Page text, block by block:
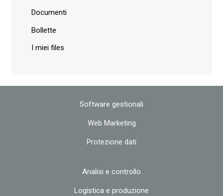
Documenti
Bollette
I miei files
Software gestionali
Web Marketing
Protezione dati
Analisi e controllo
Logistica e produzione